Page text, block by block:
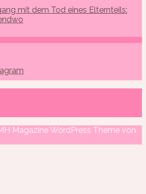
mit dem Tod eines Elternteils:
Magazine WordPress Theme von